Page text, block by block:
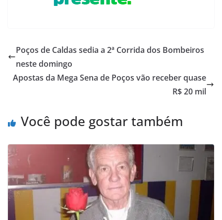
Poços de Caldas sedia a 2ª Corrida dos Bombeiros
neste domingo
Apostas da Mega Sena de Poços vão receber quase
R$ 20 mil
Você pode gostar também